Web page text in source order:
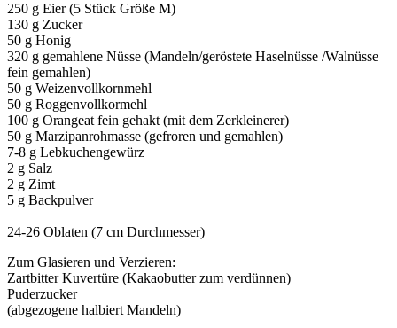
250 g Eier (5 Stück Größe M)
130 g Zucker
50 g Honig
320 g gemahlene Nüsse (Mandeln/geröstete Haselnüsse /Walnüsse
fein gemahlen)
50 g Weizenvollkornmehl
50 g Roggenvollkormehl
100 g Orangeat fein gehakt (mit dem Zerkleinerer)
50 g Marzipanrohmasse (gefroren und gemahlen)
7-8 g Lebkuchengewürz
2 g Salz
2 g Zimt
5 g Backpulver
24-26 Oblaten (7 cm Durchmesser)
Zum Glasieren und Verzieren:
Zartbitter Kuvertüre (Kakaobutter zum verdünnen)
Puderzucker
(abgezogene halbiert Mandeln)